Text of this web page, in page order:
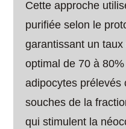
Cette approche
purifiée selon le
garantissant un
optimal de 70 à
adipocytes prélevés
souches de la
qui stimulent la